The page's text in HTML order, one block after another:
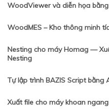
WoodViewer và diễn họa bằng
WoodMES – Kho thông minh
Nesting cho máy Homag —
Nesting
Tự lập trình BAZIS Script bằng
Xuất file cho máy khoan